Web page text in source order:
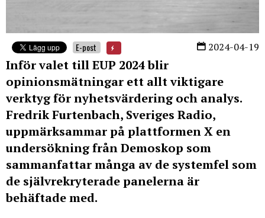
2024-04-19
E-post
Inför valet till EUP 2024 blir
opinionsmätningar ett allt viktigare
verktyg för nyhetsvärdering och analys.
Fredrik Furtenbach, Sveriges Radio,
uppmärksammar på plattformen X en
undersökning från Demoskop som
sammanfattar många av de systemfel som
de självrekryterade panelerna är
behäftade med.